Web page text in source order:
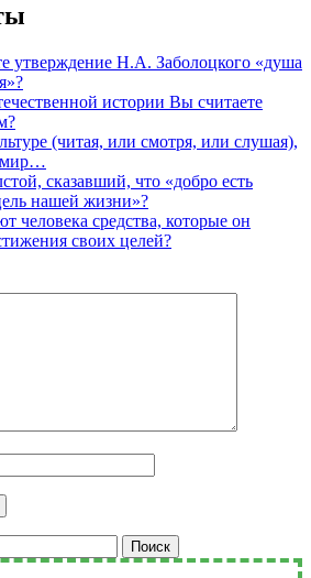
утверждение Н.А. Заболоцкого «душа
истории Вы считаете
(читая, или смотря, или слушая),
мир…
сказавший, что «добро есть
нашей жизни»?
человека средства, которые он
своих целей?
Поиск